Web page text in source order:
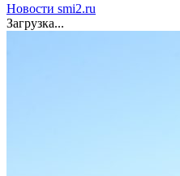
Новости smi2.ru
Загрузка...